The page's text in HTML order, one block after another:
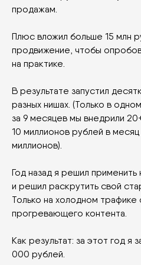
Меня зовут Никита Корытин,
direct response маркетингу.
За последние несколько лет
продажам.
Плюс вложил больше 15 млн
продвижение, чтобы
В результате запустил
Личный Telegram
обработки персональных
данных
политика
конфиденциальности
info@nkorytin.ru
TG Канал:
конверсии воронок